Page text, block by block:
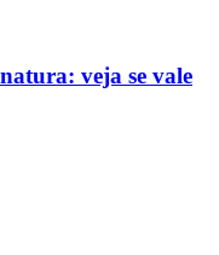
veja se vale